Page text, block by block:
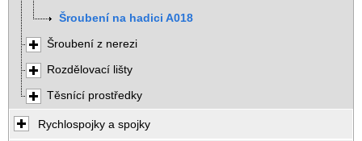
Šroubení na hadici A018
Šroubení z nerezi
Rozdělovací lišty
Těsnící prostředky
Rychlospojky a spojky